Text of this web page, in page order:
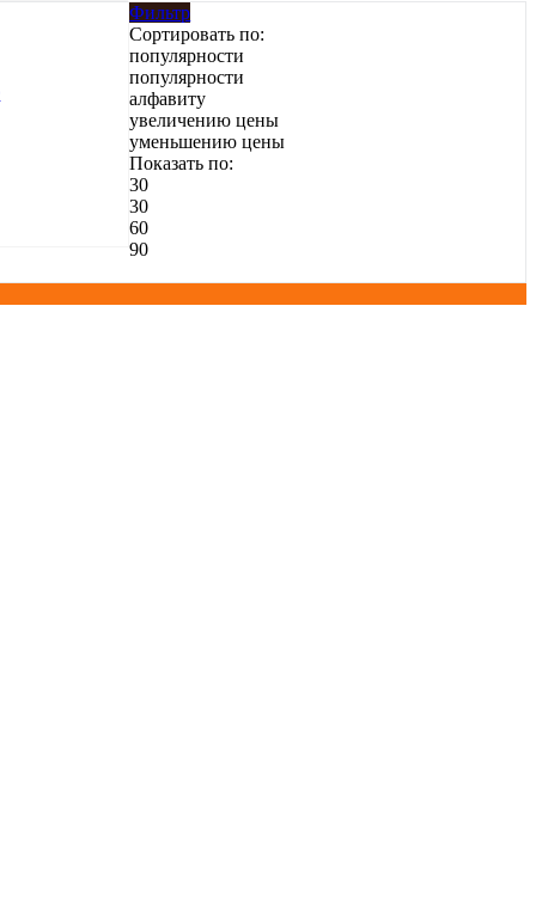
Фильтр
Сортировать по:
популярности
популярности
алфавиту
увеличению цены
уменьшению цены
Показать по:
30
30
60
90